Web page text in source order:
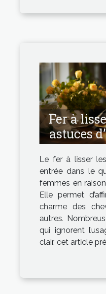
Fer à
astuces
Le fer à lisser
entrée dans le
femmes en
Elle permet
charme des
autres.
qui ignorent
clair, cet article